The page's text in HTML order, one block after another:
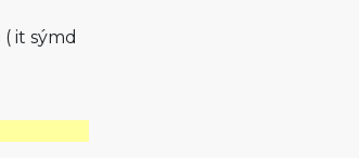
it sýmd